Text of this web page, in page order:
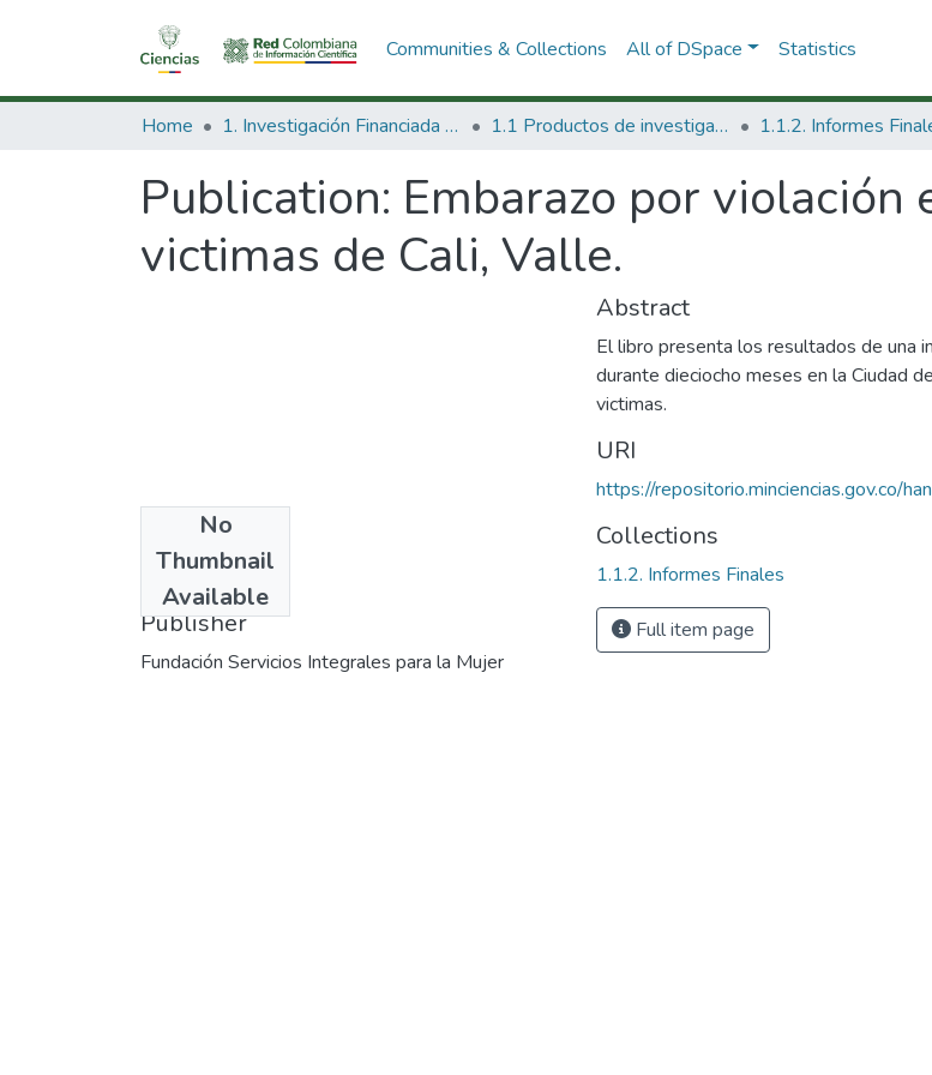
Communities & Collections All of DSpace Statistics
Home 1. Investigación Financiada con Recursos Públicos 1.1 Productos de investigación 1.1.2. Informes
Publication: Embarazo por violación
victimas de Cali, Valle.
No
Thumbnail
Available
1999-11-26
Publisher
Fundación Servicios Integrales para la Mujer
Abstract
El libro presenta los resultados de una
durante dieciocho meses en la Ciudad
victimas.
URI
https://repositorio.minciencias.gov.co/
Collections
1.1.2. Informes Finales
Full item page